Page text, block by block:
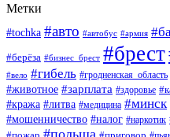
Метки
#tochka #авто #автобус #армия
#берёза #бизнес_брест #брест
#вело #гибель #гродненская_область
#животное #зарплата #здоровье
#кража #литва #медицина #минск
#мошенничество #налог #наркотик
#польша